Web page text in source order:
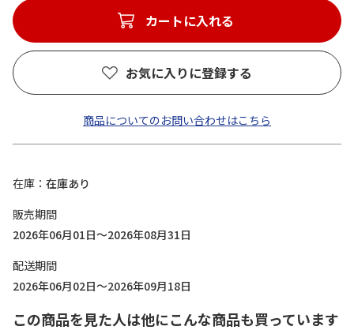
カートに入れる
お気に入りに登録する
商品についてのお問い合わせはこちら
在庫
在庫あり
販売期間
2026年06月01日～2026年08月31日
配送期間
2026年06月02日～2026年09月18日
この商品を見た人は他にこんな商品も買っています